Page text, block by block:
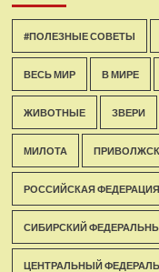
#ПОЛЕЗНЫЕ СОВЕТЫ
ВЕСЬ МИР В МИРЕ
ЖИВОТНЫЕ ЗВЕРИ
МИЛОТА
РОССИЙСКАЯ ФЕДЕРАЦИЯ
СИБИРСКИЙ
ЦЕНТРАЛЬНЫЙ